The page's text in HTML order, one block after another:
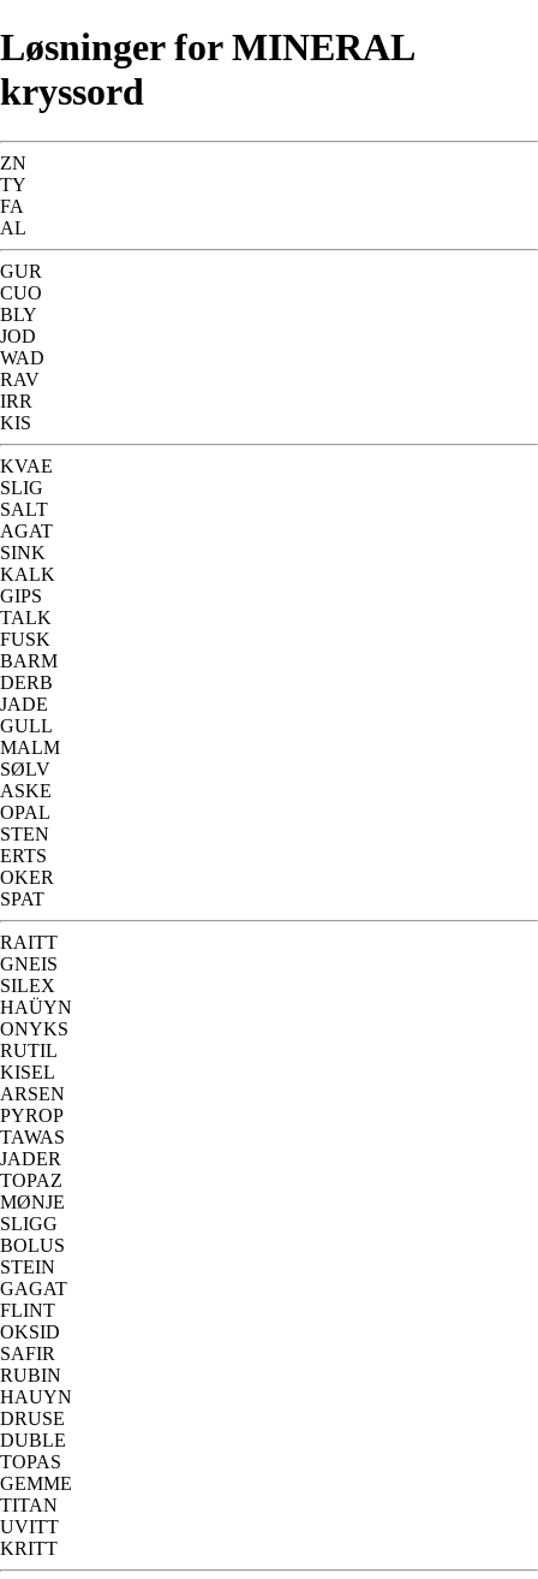
Løsninger for MINERAL
kryssord
ZN
TY
FA
AL
GUR
CUO
BLY
JOD
WAD
RAV
IRR
KIS
KVAE
SLIG
SALT
AGAT
SINK
KALK
GIPS
TALK
FUSK
BARM
DERB
JADE
GULL
MALM
SØLV
ASKE
OPAL
STEN
ERTS
OKER
SPAT
RAITT
GNEIS
SILEX
HAÜYN
ONYKS
RUTIL
KISEL
ARSEN
PYROP
TAWAS
JADER
TOPAZ
MØNJE
SLIGG
BOLUS
STEIN
GAGAT
FLINT
OKSID
SAFIR
RUBIN
HAUYN
DRUSE
DUBLE
TOPAS
GEMME
TITAN
UVITT
KRITT